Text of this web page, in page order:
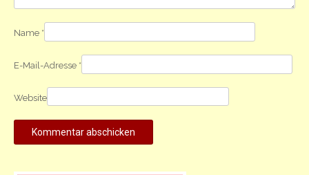
Name *
E-Mail-Adresse *
Website